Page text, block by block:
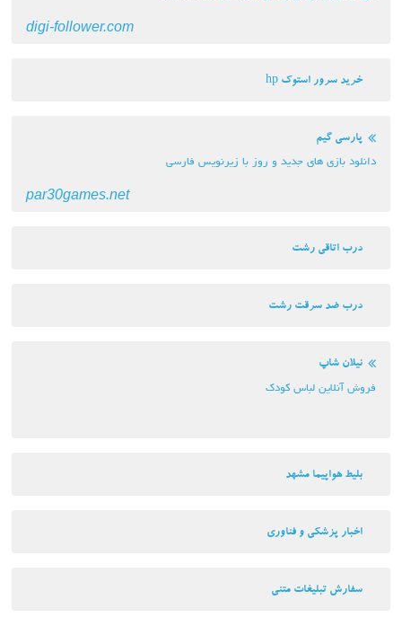
digi-follower.com
خرید سرور استوک hp
پارسی گیم
دانلود بازی های جدید و روز با زیرنویس فارسی
par30games.net
درب اتاقی رشت
درب ضد سرقت رشت
نیلان شاپ
فروش آنلاین لباس کودک
بلیط هواپیما مشهد
اخبار پزشکی و فناوری
سفارش تبلیغات متنی